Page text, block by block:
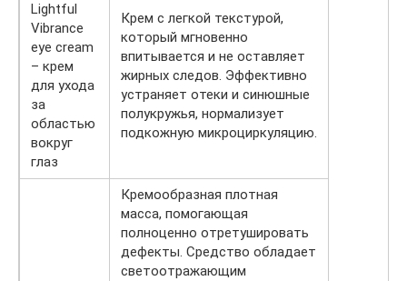
Lightful
Vibrance
eye cream
– крем
для ухода
за
областью
вокруг
глаз
Крем с легкой текстурой,
который мгновенно
впитывается и не оставляет
жирных следов. Эффективно
устраняет отеки и синюшные
полукружья, нормализует
подкожную микроциркуляцию.
Кремообразная плотная
масса, помогающая
полноценно отретушировать
дефекты. Средство обладает
светоотражающим